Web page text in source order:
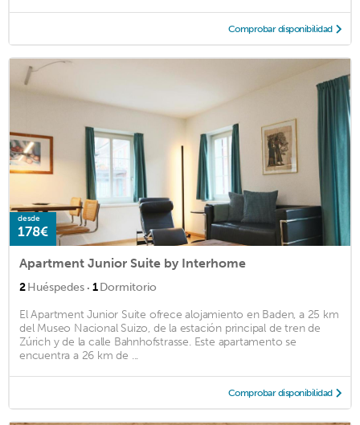
Comprobar disponibilidad
desde
178€
Apartment Junior Suite by Interhome
2Huéspedes · 1Dormitorio
El Apartment Junior Suite ofrece alojamiento en Baden, a 25 km
del Museo Nacional Suizo, de la estación principal de tren de
Zúrich y de la calle Bahnhofstrasse. Este apartamento se
encuentra a 26 km de ...
Comprobar disponibilidad